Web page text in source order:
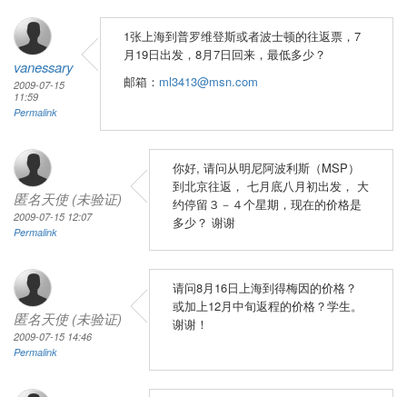
vanessary
2009-07-15
11:59
Permalink
1张上海到普罗维登斯或者波士顿的往返票，7
月19日出发，8月7日回来，最低多少？
邮箱： ml3413@msn.com
匿名天使 (未验证)
2009-07-15 12:07
Permalink
你好, 请问从明尼阿波利斯（MSP）
到北京往返， 七月底八月初出发， 大
约停留３－４个星期，现在的价格是
多少？ 谢谢
匿名天使 (未验证)
2009-07-15 14:46
Permalink
请问8月16日上海到得梅因的价格？
或加上12月中旬返程的价格？学生。
谢谢！